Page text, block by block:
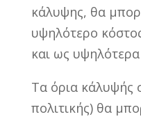
κάλυψης, θα
υψηλότερο
και ως υψηλότερα
Τα όρια κάλυψής
πολιτικής) θα